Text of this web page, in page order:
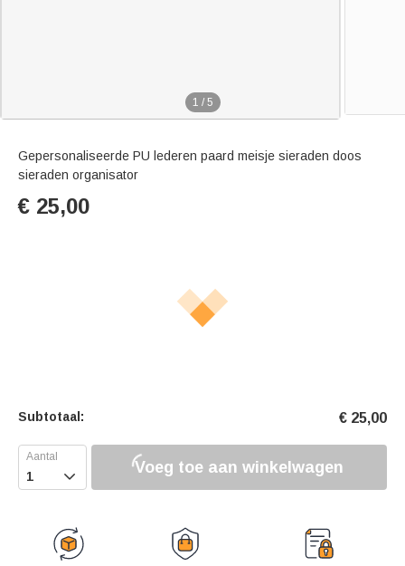
1 / 5
Gepersonaliseerde PU lederen paard meisje sieraden doos
sieraden organisator
€ 25,00
Subtotaal: € 25,00
 Voeg toe aan winkelwagen